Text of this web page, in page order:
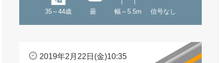
35～44歳 曇 幅～5.5m 信号なし
2019年2月22日(金)10:35